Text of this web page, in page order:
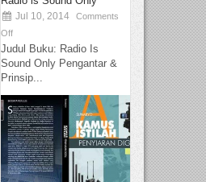
Jul 10, 2014
Comments
Off
Judul Buku: Radio Is
Sound Only Pengantar &
Prinsip...